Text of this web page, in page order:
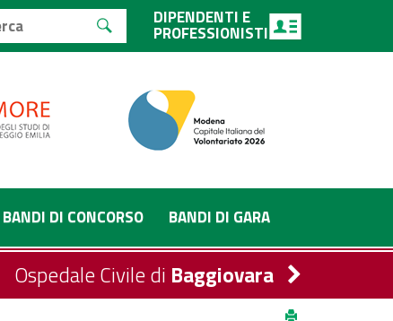
DIPENDENTI E
PROFESSIONISTI
BANDI DI CONCORSO BANDI DI GARA
Ospedale Civile di Baggiovara